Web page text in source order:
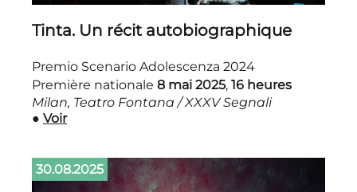
Tinta. Un récit autobiographique
Premio Scenario Adolescenza 2024
Première nationale 8 mai 2025, 16 heures
Milan, Teatro Fontana / XXXV Segnali
● Voir
30.08.2025